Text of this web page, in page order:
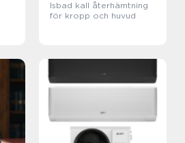
Isbad kall återhämtning
för kropp och huvud